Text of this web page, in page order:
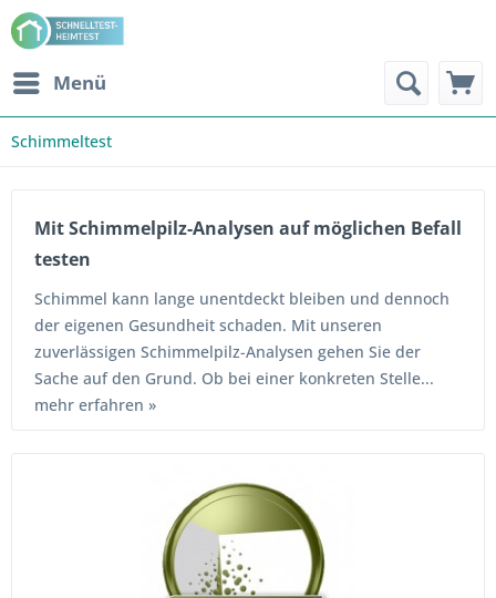
Menü
Schimmeltest
Mit Schimmelpilz-Analysen auf möglichen Befall
testen
Schimmel kann lange unentdeckt bleiben und dennoch
der eigenen Gesundheit schaden. Mit unseren
zuverlässigen Schimmelpilz-Analysen gehen Sie der
Sache auf den Grund. Ob bei einer konkreten Stelle...
mehr erfahren »